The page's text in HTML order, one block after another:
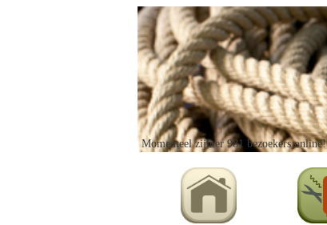
Momenteel zijn er 981 bezoekers online!